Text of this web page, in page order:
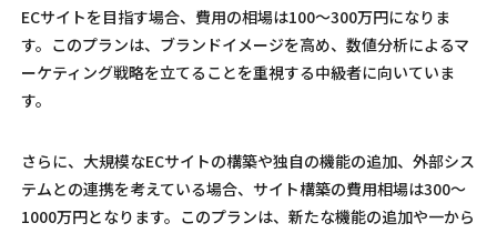
ECサイトを目指す場合、費用の相場は100〜300万円になりま
す。このプランは、ブランドイメージを高め、数値分析によるマ
ーケティング戦略を立てることを重視する中級者に向いていま
す。
さらに、大規模なECサイトの構築や独自の機能の追加、外部シス
テムとの連携を考えている場合、サイト構築の費用相場は300〜
1000万円となります。このプランは、新たな機能の追加や一から